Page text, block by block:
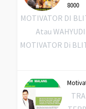
8000
MOTIVATOR DI
Atau
MOTIVATOR Di